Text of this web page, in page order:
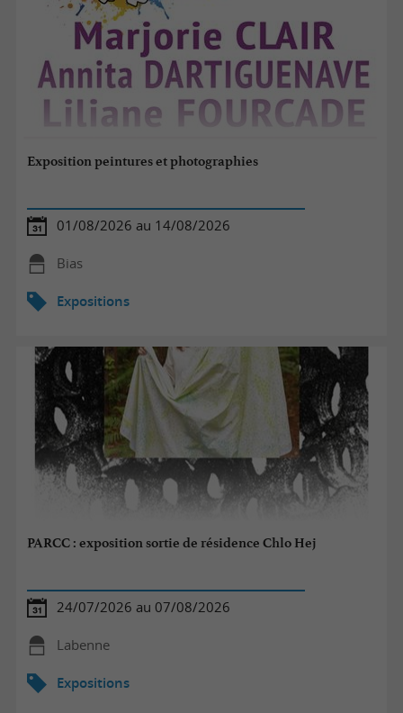
Exposition peintures et photographies
01/08/2026 au 14/08/2026
Bias
Expositions
PARCC : exposition sortie de résidence Chlo Hej
24/07/2026 au 07/08/2026
Labenne
Expositions